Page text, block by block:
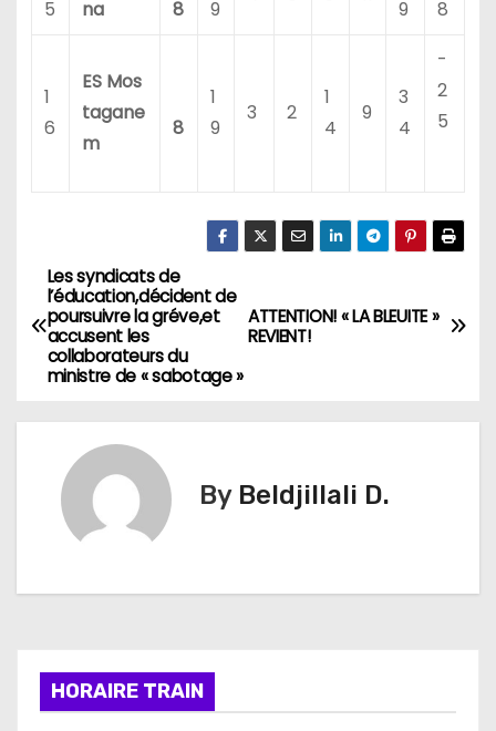
5
na
8
9
9
8
1
6
ES Mos
tagane
m
8
1
9
3 2
1
4
9
3
4
-
2
5
N
a
v
i
o
n
ATTENTION! « LA BLEUITE »
REVIENT!
Les syndicats de
l’éducation,décident de
poursuivre la gréve,et
accusent les
collaborateurs du
ministre de « sabotage »
By Beldjillali D.
HORAIRE TRAIN